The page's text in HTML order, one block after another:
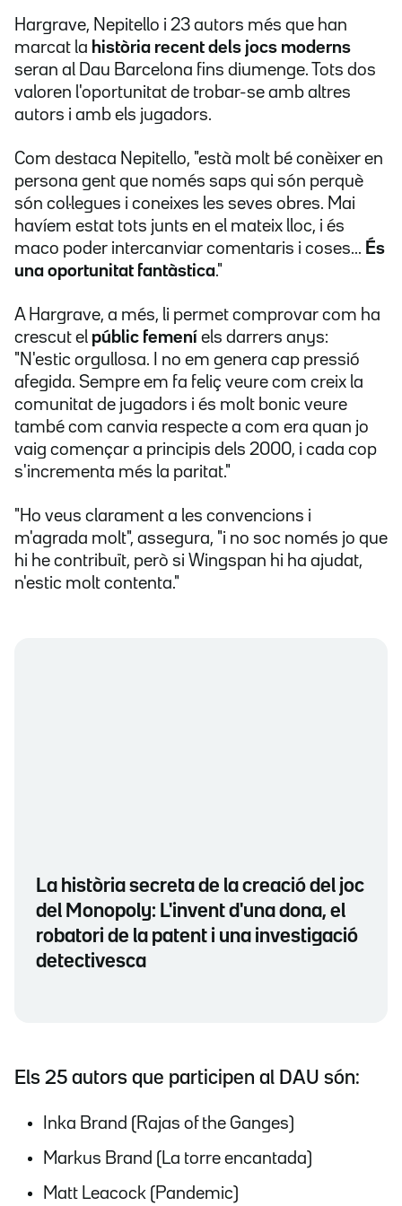
Hargrave, Nepitello i 23 autors més que han
marcat la història recent dels jocs moderns
seran al Dau Barcelona fins diumenge. Tots dos
valoren l'oportunitat de trobar-se amb altres
autors i amb els jugadors.
Com destaca Nepitello, "està molt bé conèixer en
persona gent que només saps qui són perquè
són col·legues i coneixes les seves obres. Mai
havíem estat tots junts en el mateix lloc, i és
maco poder intercanviar comentaris i coses... És
una oportunitat fantàstica."
A Hargrave, a més, li permet comprovar com ha
crescut el públic femení els darrers anys:
"N'estic orgullosa. I no em genera cap pressió
afegida. Sempre em fa feliç veure com creix la
comunitat de jugadors i és molt bonic veure
també com canvia respecte a com era quan jo
vaig començar a principis dels 2000, i cada cop
s'incrementa més la paritat."
"Ho veus clarament a les convencions i
m'agrada molt", assegura, "i no soc només jo que
hi he contribuït, però si Wingspan hi ha ajudat,
n'estic molt contenta."
La història secreta de la creació del joc
del Monopoly: L'invent d'una dona, el
robatori de la patent i una investigació
detectivesca
Els 25 autors que participen al DAU són:
Inka Brand (Rajas of the Ganges)
Markus Brand (La torre encantada)
Matt Leacock (Pandemic)